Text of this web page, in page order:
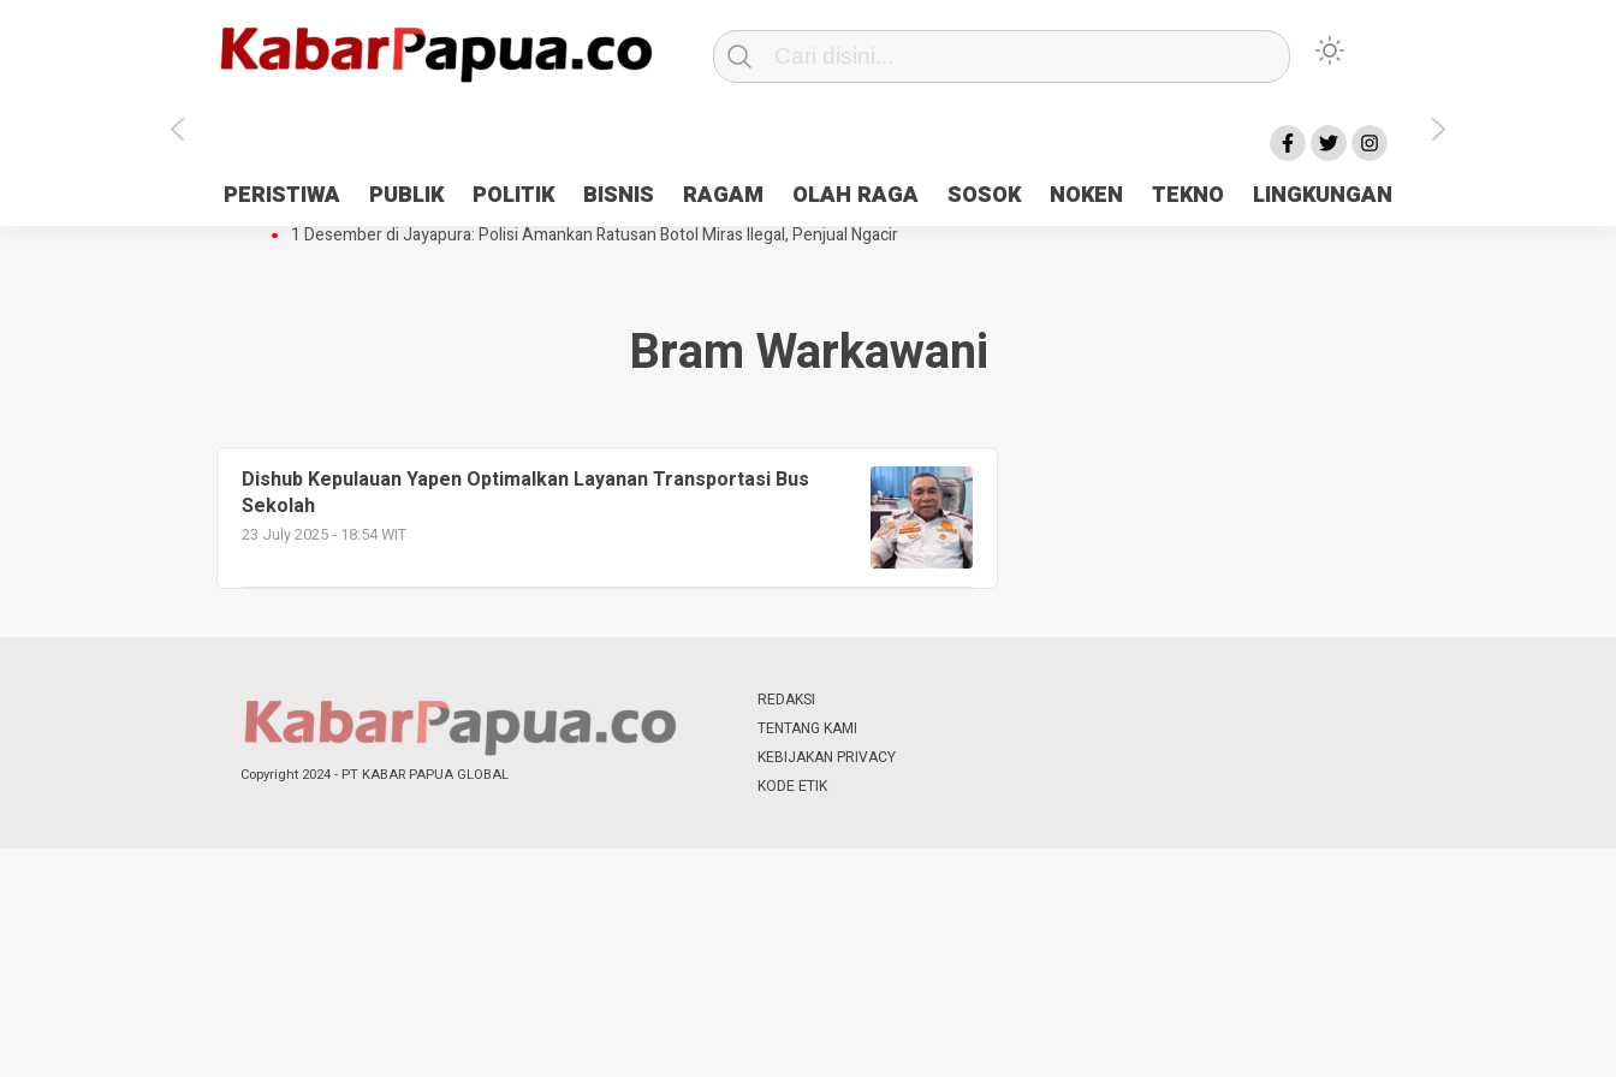
PERISTIWA PUBLIK POLITIK BISNIS RAGAM OLAH RAGA SOSOK NOKEN TEKNO LINGKUNGAN
Antisipasi 1 Desember, TNI Polri Patroli 2×24 jam di Kota Jayapura
Pesan Sejuk Polri di Deklarasi Pemilu Ceria Tanah Papua
Gedung Perpustakaan SMPN 5 Sentani Terbakar
Hibah Pilkada Jayapura Cair 10 Persen, Deposit Kas Daerah Rp23 Miliar Disorot
1 Desember di Jayapura: Polisi Amankan Ratusan Botol Miras Ilegal, Penjual Ngacir
Bram Warkawani
Dishub Kepulauan Yapen Optimalkan Layanan Transportasi Bus
Sekolah
23 July 2025 - 18:54 WIT
Copyright 2024 - PT KABAR PAPUA GLOBAL
REDAKSI
TENTANG KAMI
KEBIJAKAN PRIVACY
KODE ETIK